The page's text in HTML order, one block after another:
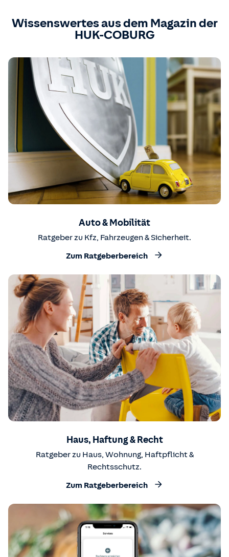
Wissenswertes aus dem Magazin der
HUK-COBURG
Auto & Mobilität
Ratgeber zu Kfz, Fahrzeugen & Sicherheit.
Zum Ratgeberbereich
Haus, Haftung & Recht
Ratgeber zu Haus, Wohnung, Haftpflicht &
Rechtsschutz.
Zum Ratgeberbereich